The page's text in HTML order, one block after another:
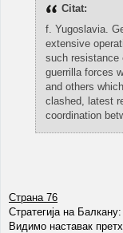
Citat:
f. Yugoslavia.
extensive
such resistance
guerrilla forces
and others
clashed, latest
coordination
Страна 76
Стратегија на Балкану:
Видимо наставак